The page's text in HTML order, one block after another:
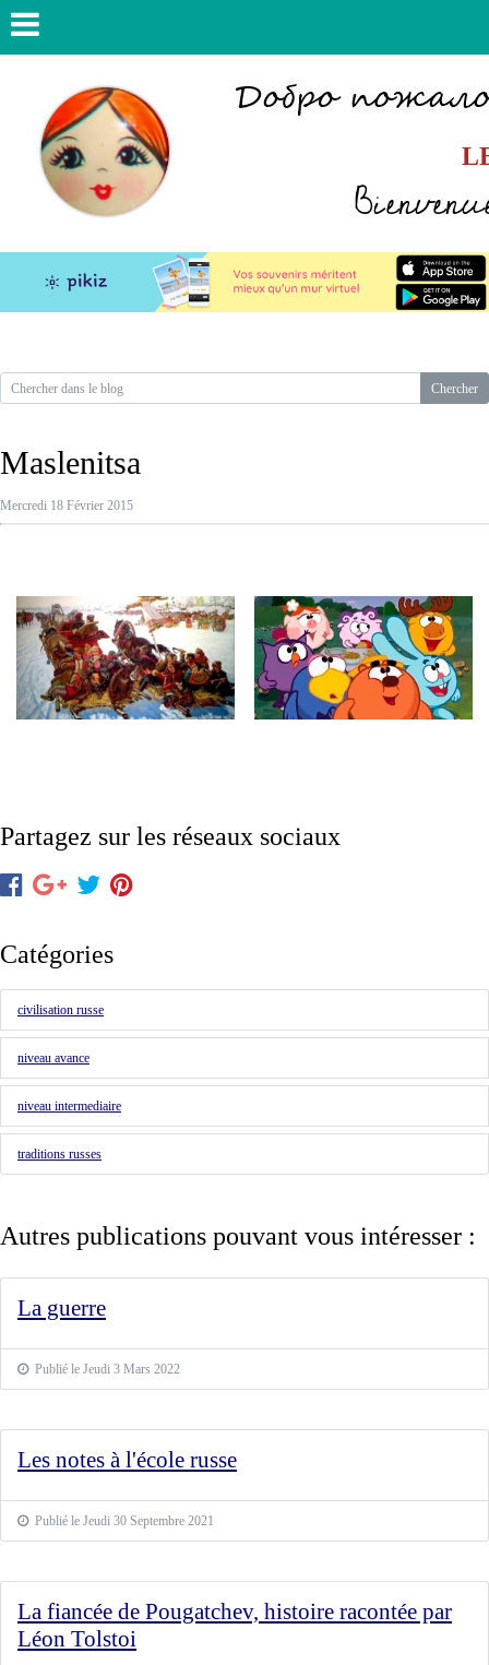
Maslenitsa
Mercredi 18 Février 2015
Partagez sur les réseaux sociaux
Catégories
civilisation russe
niveau avance
niveau intermediaire
traditions russes
Autres publications pouvant vous intéresser :
La guerre
Publié le Jeudi 3 Mars 2022
Les notes à l'école russe
Publié le Jeudi 30 Septembre 2021
La fiancée de Pougatchev, histoire racontée par
Léon Tolstoi